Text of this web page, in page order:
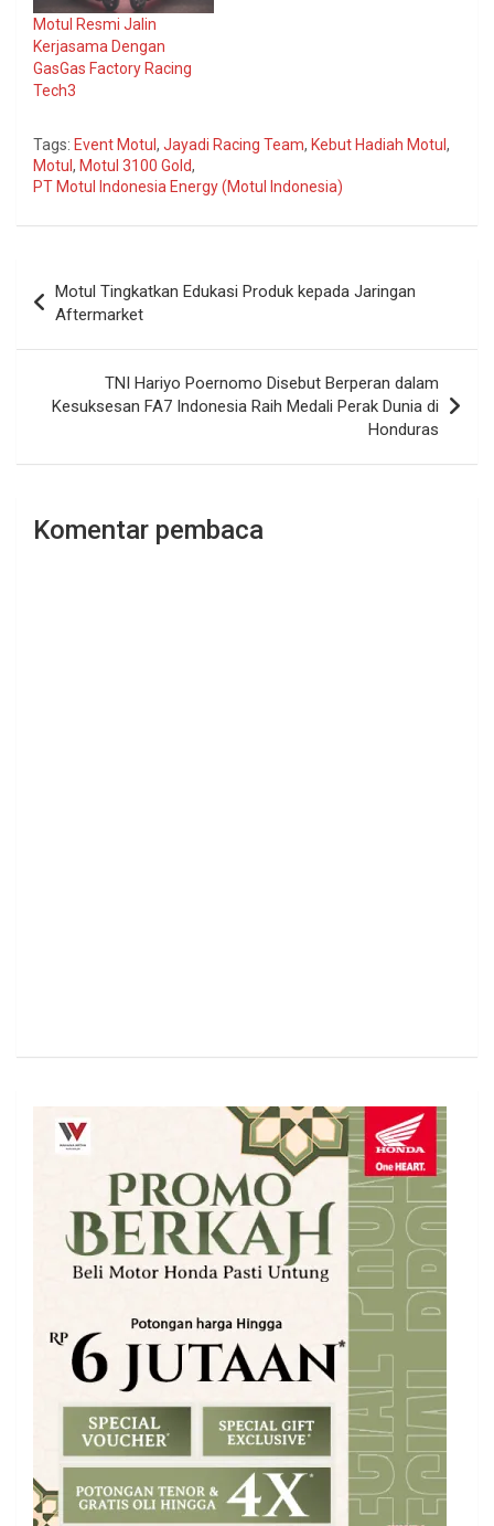
Motul Resmi Jalin
Kerjasama Dengan
GasGas Factory Racing
Tech3
Tags: Event Motul , Jayadi Racing Team, Kebut Hadiah Motul ,
Motul , Motul 3100 Gold,
PT Motul Indonesia Energy (Motul Indonesia)
pos
Motul Tingkatkan Edukasi Produk kepada Jaringan
Aftermarket
TNI Hariyo Poernomo Disebut Berperan dalam
Kesuksesan FA7 Indonesia Raih Medali Perak Dunia di
Honduras
Komentar pembaca